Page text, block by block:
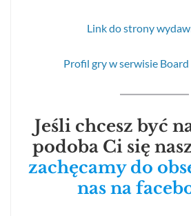
Link do strony
Profil gry w serwisie Board
Jeśli chcesz być
podoba Ci się
zachęcamy do
nas na